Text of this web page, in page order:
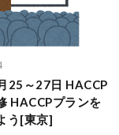
25～27日 HACCP
HACCPプランを
う[東京]